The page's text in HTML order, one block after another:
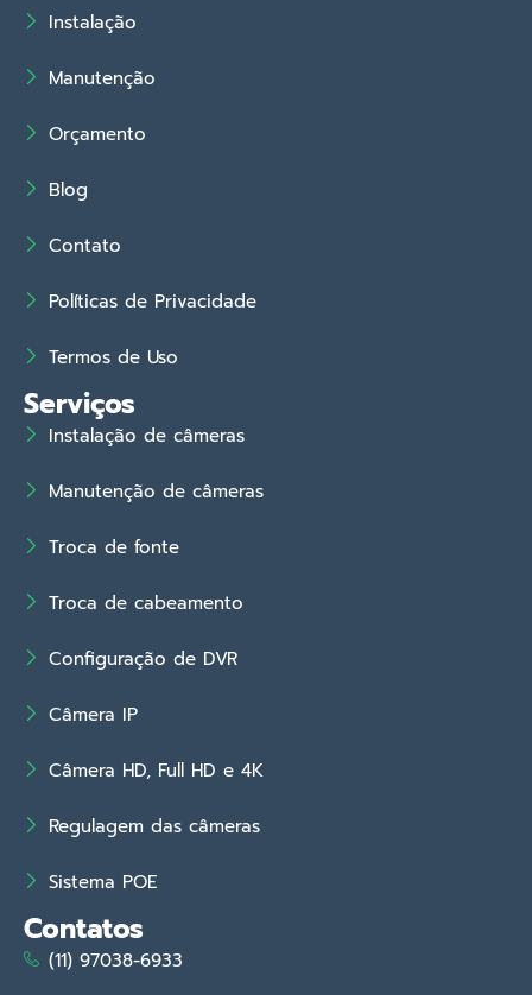
Instalação
Manutenção
Orçamento
Blog
Contato
Políticas de Privacidade
Termos de Uso
Serviços
Instalação de câmeras
Manutenção de câmeras
Troca de fonte
Troca de cabeamento
Configuração de DVR
Câmera IP
Câmera HD, Full HD e 4K
Regulagem das câmeras
Sistema POE
Contatos
(11) 97038-6933